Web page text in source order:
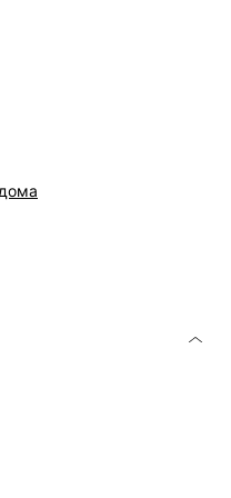
свободную
и возврата